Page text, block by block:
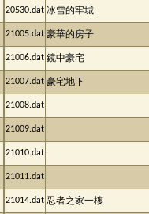
20530.dat 冰雪的牢城
21005.dat 豪華的房子
21006.dat 鏡中豪宅
21007.dat 豪宅地下
21008.dat
21009.dat
21010.dat
21011.dat
21014.dat 忍者之家一樓